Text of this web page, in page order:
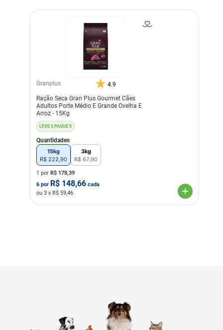
Granplus 4.9
Ração Seca Gran Plus Gourmet Cães
Adultos Porte Médio E Grande Ovelha E
Arroz - 15Kg
LEVE 6 PAGUE 5
Quantidades
15kg
R$ 222,90
3kg
R$ 67,90
1 por R$ 178,39
6 por R$ 148,66 cada
ou 3 x R$ 59,46